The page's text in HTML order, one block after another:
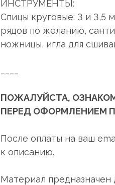
ИНСТРУМЕНТЫ:
Спицы круговые: 3 и 3,5
рядов по желанию,
ножницы, игла для
ПОЖАЛУЙСТА,
ПЕРЕД ОФОРМЛЕНИЕМ
После оплаты на ваш
к описанию.
Материал предназначен